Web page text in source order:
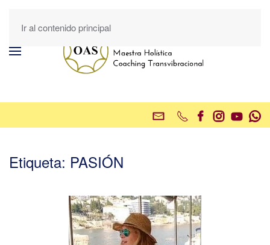
Ir al contenido principal
Etiqueta: PASIÓN